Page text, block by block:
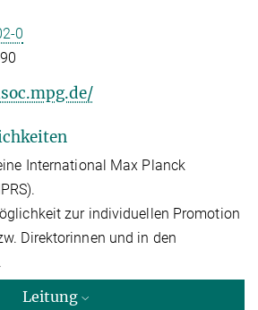
0
International Max Planck
zur individuellen Promotion
Direktorinnen und in den
Leitung